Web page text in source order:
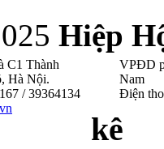
Hiệp
C1 Thành
Hà Nội .
/ 39364134
VPĐD
Nam
Điện
kê